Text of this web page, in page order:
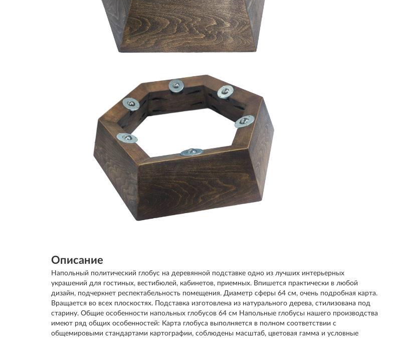
Описание
Напольный политический глобус на деревянной подставке одно из лучших интерьерных
украшений для гостиных, вестибюлей, кабинетов, приемных. Впишется практически в любой
дизайн, подчеркнет респектабельность помещения. Диаметр сферы 64 см, очень подробная карта.
Вращается во всех плоскостях. Подставка изготовлена из натурального дерева, стилизована под
старину. Общие особенности напольных глобусов 64 см Напольные глобусы нашего производства
имеют ряд общих особенностей: Карта глобуса выполняется в полном соответствии с
общемировыми стандартами картографии, соблюдены масштаб, цветовая гамма и условные